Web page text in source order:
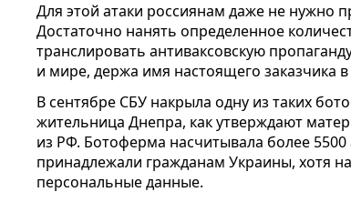
Для этой атаки россиянам даже не нужно
Достаточно нанять определенное
транслировать антиваксовскую
и мире, держа имя настоящего заказчика в
В сентябре СБУ накрыла одну из таких
жительница Днепра, как утверждают
из РФ. Ботоферма насчитывала более
принадлежали гражданам Украины, хотя
персональные данные.